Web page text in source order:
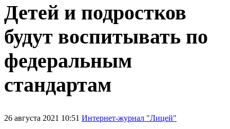
Детей и подростков
будут воспитывать по
федеральным
стандартам
26 августа 2021 10:51 Интернет-журнал "Лицей"